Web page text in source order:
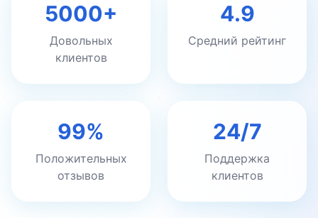
5000+
Довольных
клиентов
4.9
Средний рейтинг
99%
Положительных
отзывов
24/7
Поддержка
клиентов